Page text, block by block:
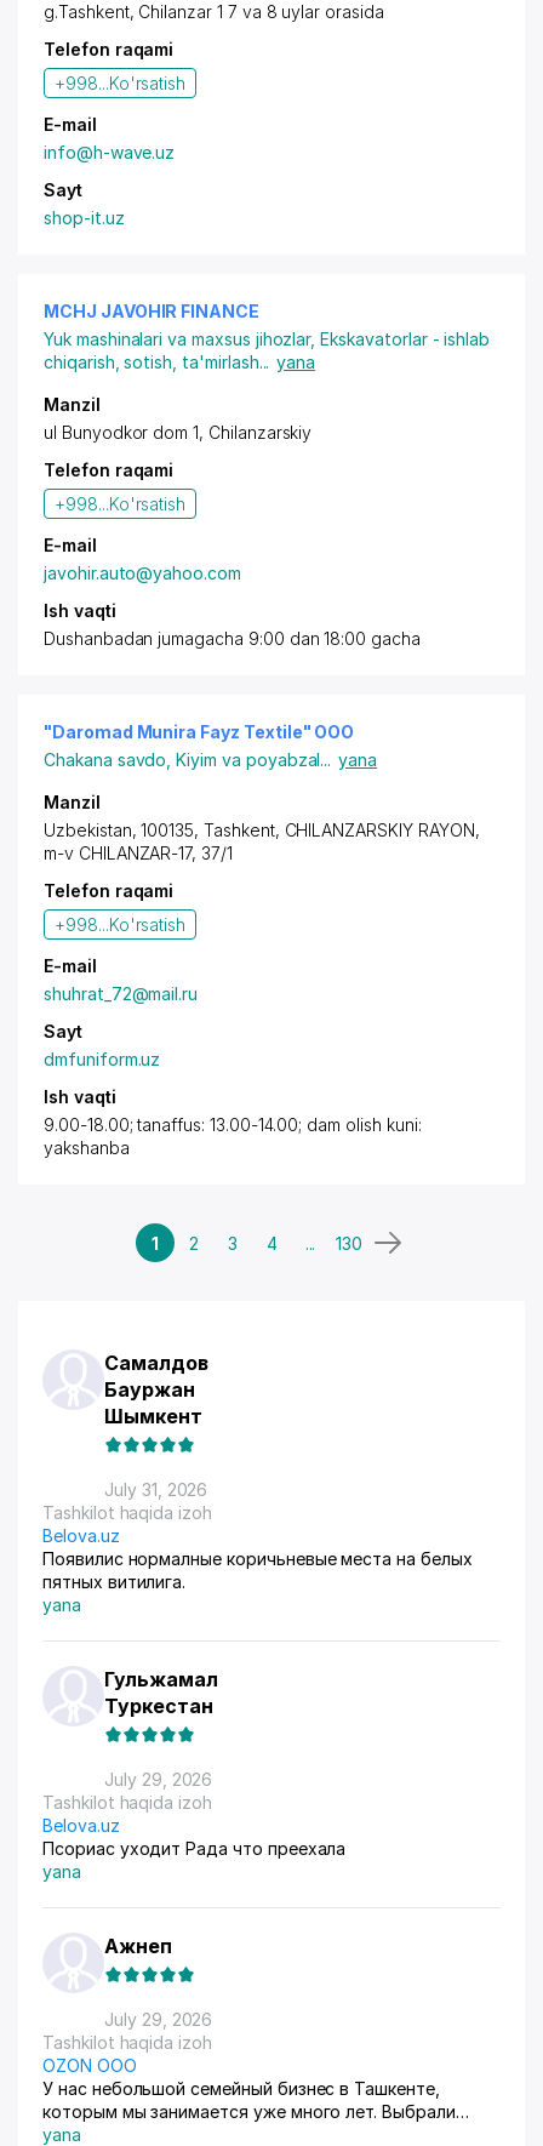
g.Tashkent, Chilanzar 1 7 va 8 uylar orasida
Telefon raqami
+998...Ko'rsatish
E-mail
info@h-wave.uz
Sayt
shop-it.uz
MCHJ JAVOHIR FINANCE
Yuk mashinalari va maxsus jihozlar,Ekskavatorlar - ishlab
chiqarish, sotish, ta'mirlash... yana
Manzil
ul Bunyodkor dom 1, Chilanzarskiy
Telefon raqami
+998...Ko'rsatish
E-mail
javohir.auto@yahoo.com
Ish vaqti
Dushanbadan jumagacha 9:00 dan 18:00 gacha
"Daromad Munira Fayz Textile" OOO
Chakana savdo ,Kiyim va poyabzal... yana
Manzil
Uzbekistan, 100135, Tashkent, CHILANZARSKIY RAYON,
m-v CHILANZAR-17, 37/1
Telefon raqami
+998...Ko'rsatish
E-mail
shuhrat_72@mail.ru
Sayt
dmfuniform.uz
Ish vaqti
9.00-18.00; tanaffus: 13.00-14.00; dam olish kuni:
yakshanba
1 2 3 4 ... 130
Самалдов
Бауржан
Шымкент
July 31, 2026
Tashkilot haqida izoh
Belova.uz
Появилис нормалные коричьневые места на белых
пятных витилига.
yana
Гульжамал
Туркестан
July 29, 2026
Tashkilot haqida izoh
Belova.uz
Псориас уходит Рада что преехала
yana
Ажнеп
July 29, 2026
Tashkilot haqida izoh
OZON ООО
У нас небольшой семейный бизнес в Ташкенте,
которым мы занимается уже много лет. Выбрали
схему ФБС, для нашего Узбекистана это пока
yana